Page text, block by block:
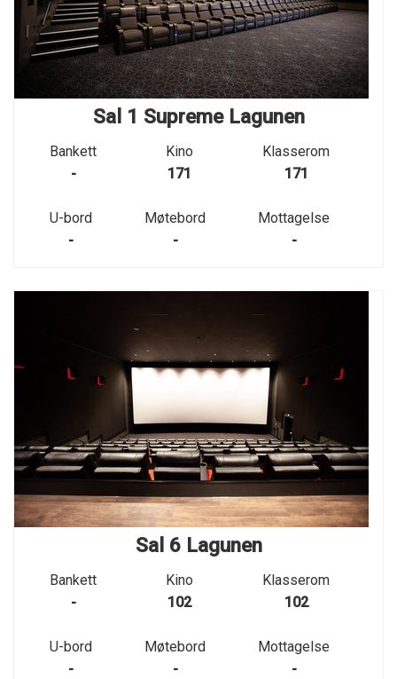
Sal 1 Supreme Lagunen
Bankett
-
Kino
171
Klasserom
171
U-bord
-
Møtebord
-
Mottagelse
-
Sal 6 Lagunen
Bankett
-
Kino
102
Klasserom
102
U-bord
-
Møtebord
-
Mottagelse
-